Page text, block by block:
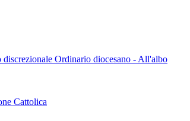
Ordinario diocesano - All'albo
Cattolica